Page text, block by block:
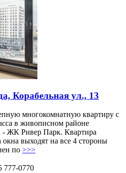
Корабельная ул., 13
многокомнатную квартиру с
в живописном районе
- ЖК Ривер Парк. Квартира
окна выходят на все 4 стороны
по >>>
777-0770